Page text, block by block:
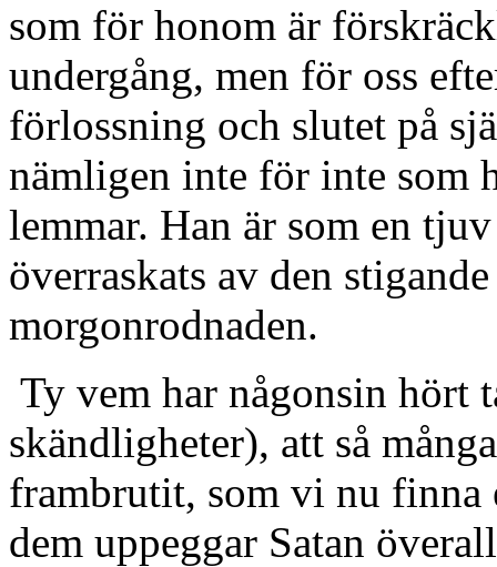
som för honom är
undergång, men för oss
förlossning och slutet på
nämligen inte för inte som
lemmar. Han är som en
överraskats av den
morgonrodnaden.
Ty vem har någonsin hört
skändligheter), att så
frambrutit, som vi nu finna
dem uppeggar Satan